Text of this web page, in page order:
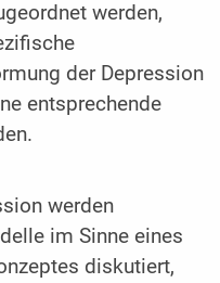
werden,
der Depression
entsprechende
werden
im Sinne eines
diskutiert,